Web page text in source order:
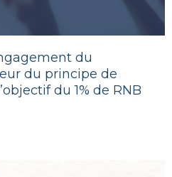
du
du principe de
du 1% de RNB